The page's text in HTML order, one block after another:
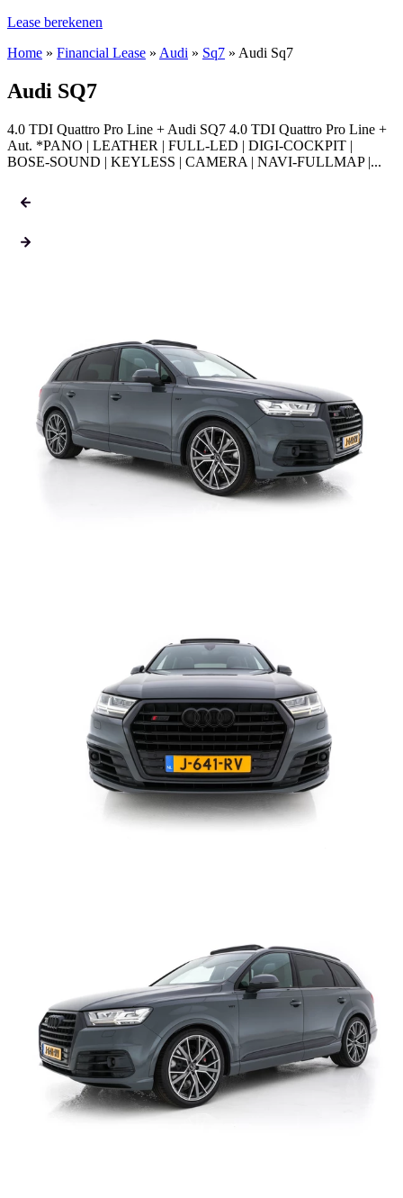
Lease berekenen
Home » Financial Lease » Audi » Sq7 » Audi Sq7
Audi SQ7
4.0 TDI Quattro Pro Line + Audi SQ7 4.0 TDI Quattro Pro Line +
Aut. *PANO | LEATHER | FULL-LED | DIGI-COCKPIT |
BOSE-SOUND | KEYLESS | CAMERA | NAVI-FULLMAP |...